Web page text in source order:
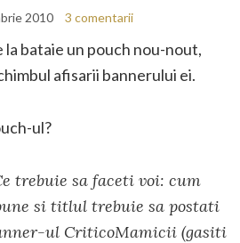
2010 3 comentarii
bataie un pouch nou-nout,
afisarii bannerului ei.
ul?
trebuie sa faceti voi: cum
si titlul trebuie sa postati
ul CriticoMamicii (gasiti